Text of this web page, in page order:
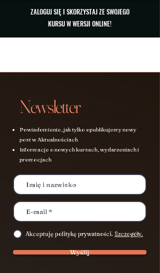
ZALOGUJ SIĘ I SKORZYSTAJ ZE SWOJEGO
KURSU W WERSJI ONLINE!
Newsletter
Powiadomienie, jak tylko opublikujemy nowy
post w Aktualnościach
Informacje o nowych kursach, wydarzeniach i
promocjach
Akceptuję politykę prywatności. Szczegóły.
Wyślij